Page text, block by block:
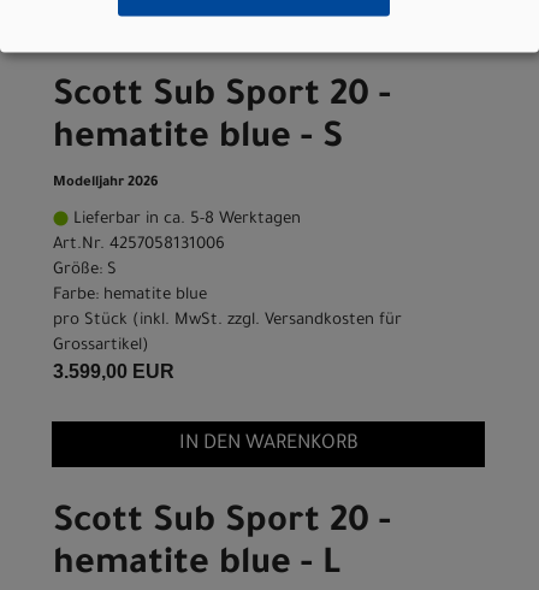
Scott Sub Sport 20 -
hematite blue - S
Modelljahr 2026
Lieferbar in ca. 5-8 Werktagen
Art.Nr. 4257058131006
Größe: S
Farbe: hematite blue
pro Stück (inkl. MwSt. zzgl. Versandkosten für
Grossartikel)
3.599,00 EUR
IN DEN WARENKORB
Scott Sub Sport 20 -
hematite blue - L